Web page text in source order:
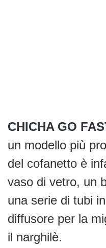
CHICHA GO
un modello più
del cofanetto è
vaso di vetro, un
una serie di tubi
diffusore per la
il narghilè.